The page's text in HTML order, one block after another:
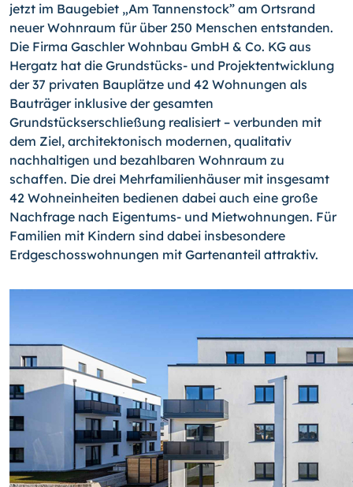
jetzt im Baugebiet „Am Tannenstock” am Ortsrand
neuer Wohnraum für über 250 Menschen entstanden.
Die Firma Gaschler Wohnbau GmbH & Co. KG aus
Hergatz hat die Grundstücks- und Projektentwicklung
der 37 privaten Bauplätze und 42 Wohnungen als
Bauträger inklusive der gesamten
Grundstückserschließung realisiert – verbunden mit
dem Ziel, architektonisch modernen, qualitativ
nachhaltigen und bezahlbaren Wohnraum zu
schaffen. Die drei Mehrfamilienhäuser mit insgesamt
42 Wohneinheiten bedienen dabei auch eine große
Nachfrage nach Eigentums- und Mietwohnungen. Für
Familien mit Kindern sind dabei insbesondere
Erdgeschosswohnungen mit Gartenanteil attraktiv.